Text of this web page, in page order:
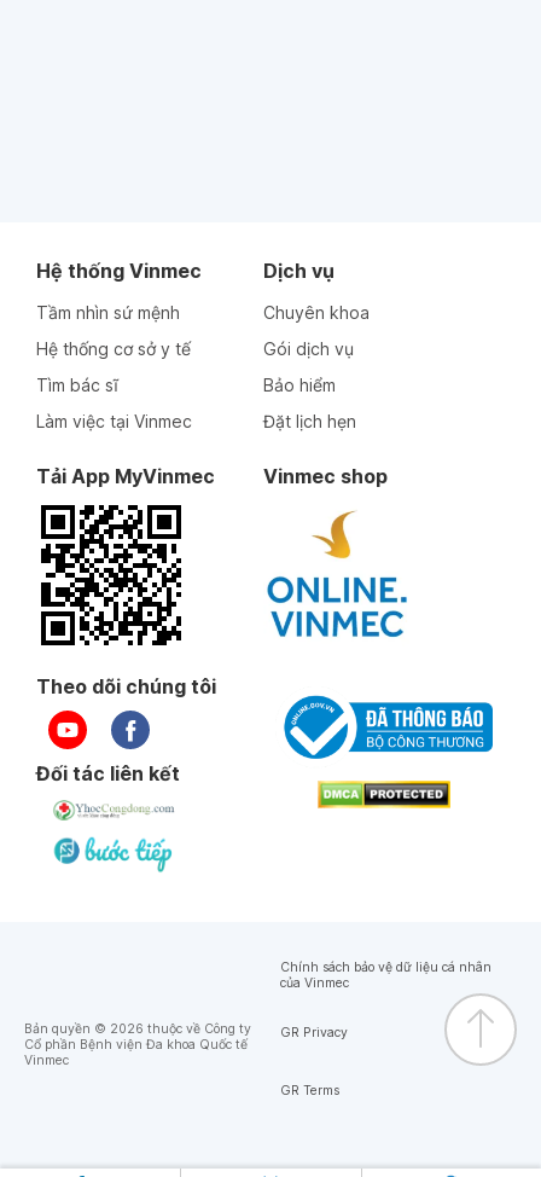
Hệ thống Vinmec
Tầm nhìn sứ mệnh
Hệ thống cơ sở y tế
Tìm bác sĩ
Làm việc tại Vinmec
Dịch vụ
Chuyên khoa
Gói dịch vụ
Bảo hiểm
Đặt lịch hẹn
Tải App MyVinmec Vinmec shop
Theo dõi chúng tôi
Đối tác liên kết
Bản quyền © 2026 thuộc về Công ty
Cổ phần Bệnh viện Đa khoa Quốc tế
Vinmec
Chính sách bảo vệ dữ liệu cá nhân
của Vinmec
GR Privacy
GR Terms